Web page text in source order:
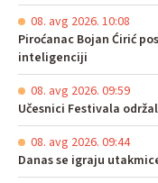
08. avg 2026. 10:08
Piroćanac Bojan Ćirić
inteligenciji
08. avg 2026. 09:59
Učesnici Festivala
08. avg 2026. 09:44
Danas se igraju